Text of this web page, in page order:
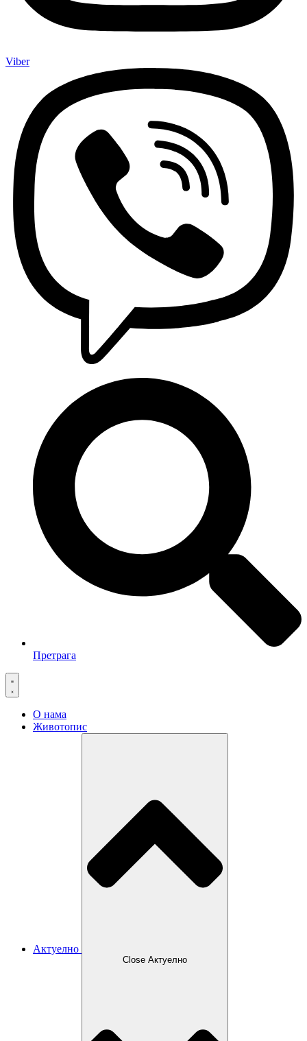
Viber
Претрага
О нама
Животопис
Актуелно
Close Актуелно